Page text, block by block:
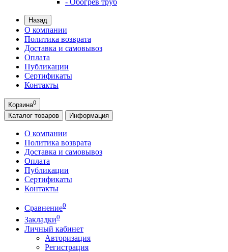
- Обогрев труб
Назад
О компании
Политика возврата
Доставка и самовывоз
Оплата
Публикации
Сертификаты
Контакты
Корзина0
Каталог товаров Информация
О компании
Политика возврата
Доставка и самовывоз
Оплата
Публикации
Сертификаты
Контакты
Сравнение0
Закладки0
Личный кабинет
Авторизация
Регистрация